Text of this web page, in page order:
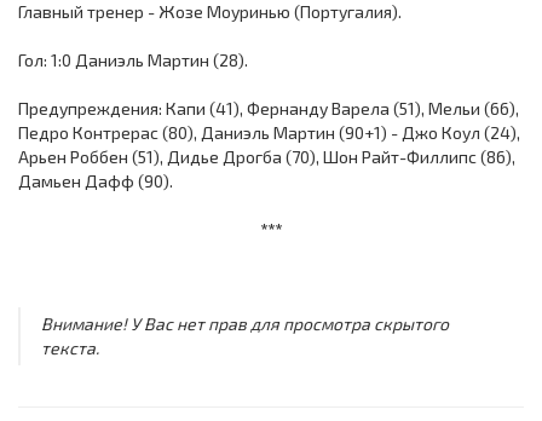
Главный тренер - Жозе Моуринью (Португалия).
Гол: 1:0 Даниэль Мартин (28).
Предупреждения: Капи (41), Фернанду Варела (51), Мельи (66),
Педро Контрерас (80), Даниэль Мартин (90+1) - Джо Коул (24),
Арьен Роббен (51), Дидье Дрогба (70), Шон Райт-Филлипс (86),
Дамьен Дафф (90).
***
Внимание! У Вас нет прав для просмотра скрытого
текста.